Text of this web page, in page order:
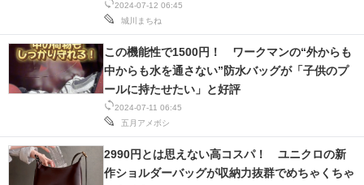
2024-07-12 06:45
城川まちね
2024-07-11 06:45
五月アメボシ
この機能性で1500円！ ワークマンの“外からも
中からも水を通さない”防水バッグが「子供のプ
ールに持たせたい」と好評
2990円とは思えない高コスパ！ ユニクロの新
作ショルダーバッグが収納力抜群でめちゃくちゃ